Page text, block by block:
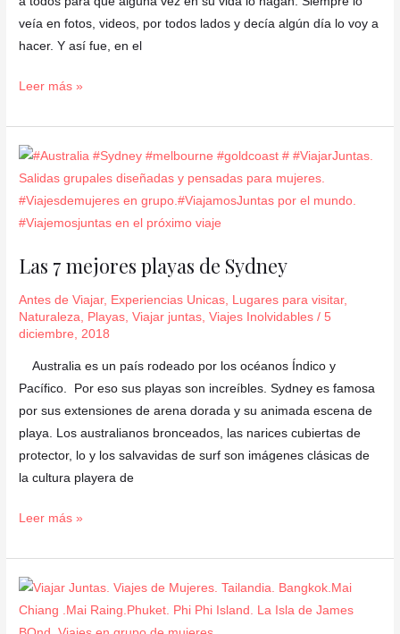
veía en fotos, videos, por todos lados y decía algún día lo voy a
hacer. Y así fue, en el
Leer más »
Las 7 mejores playas de Sydney
Antes de Viajar, Experiencias Unicas Lugares para visitar,
Naturaleza
Playas ,Viajar juntas ,Viajes Inolvidables / 5
diciembre, 2018
Australia es un país rodeado por los océanos Índico y
Pacífico. Por eso sus playas son increíbles. Sydney es famosa
por sus extensiones de arena dorada y su animada escena de
playa. Los australianos bronceados, las narices cubiertas de
protector, lo y los salvavidas de surf son imágenes clásicas de
la cultura playera de
Las
7
mejores
playas
Sydney
Leer más »
Las
5